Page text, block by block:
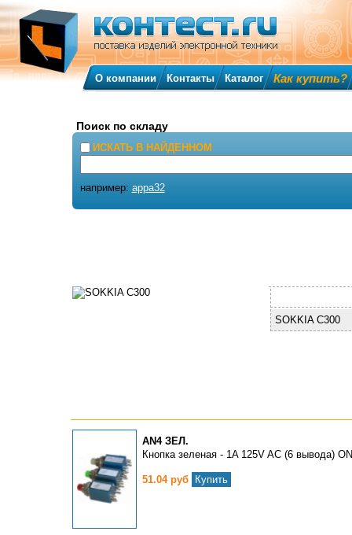
SOKKIA C300
AN4 ЗЕЛ.
Кнопка зеленая - 1A 125V AC (6 вывода)
51.04 руб Купить
О компании Контакты Каталог Как купить?
Поиск по складу
ИСКАТЬ В НАЙДЕННОМ
например: appa32